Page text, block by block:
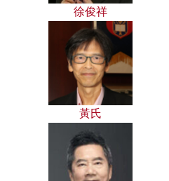
徐俊祥
黃氏